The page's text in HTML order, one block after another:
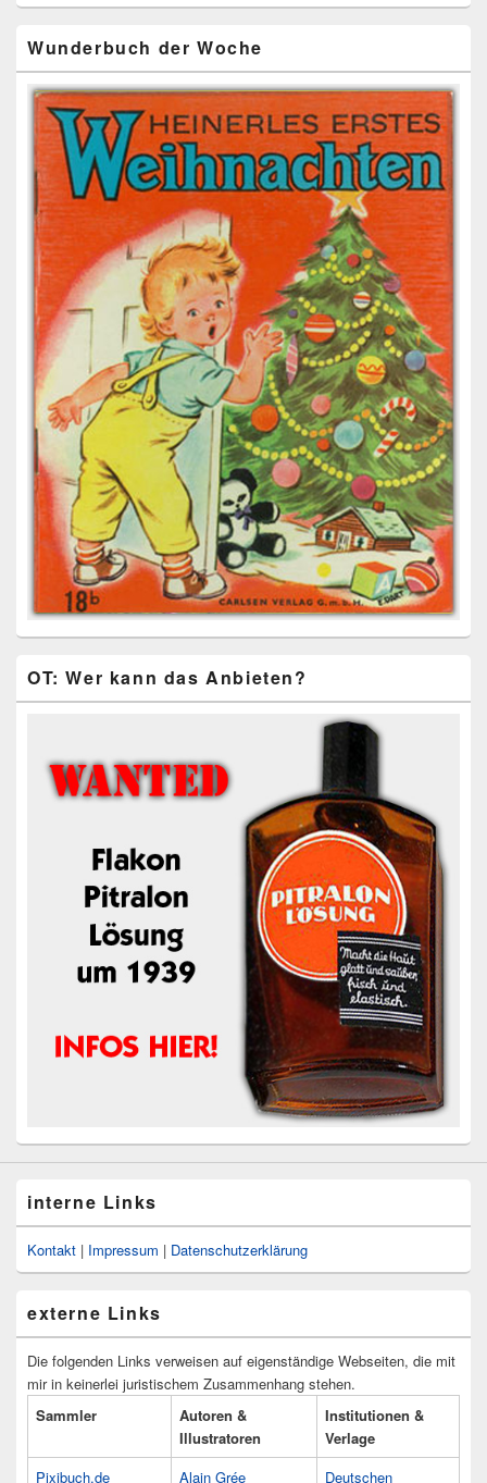
Wunderbuch der Woche
OT: Wer kann das Anbieten?
interne Links
Kontakt | Impressum | Datenschutzerklärung
externe Links
Die folgenden Links verweisen auf eigenständige Webseiten, die mit
mir in keinerlei juristischem Zusammenhang stehen.
Sammler
Autoren &
Illustratoren
Institutionen &
Verlage
Pixibuch.de
Alain Grée Deutschen